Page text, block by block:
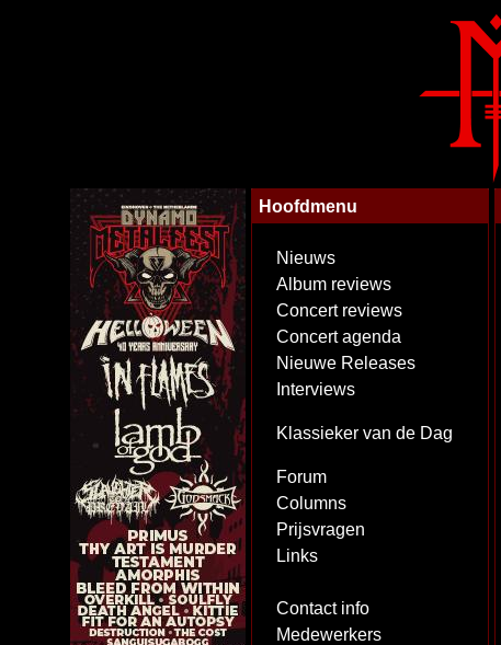
Hoofdmenu
Nieuws
Album reviews
Concert reviews
Concert agenda
Nieuwe Releases
Interviews
Klassieker van de Dag
Forum
Columns
Prijsvragen
Links
Contact info
Medewerkers